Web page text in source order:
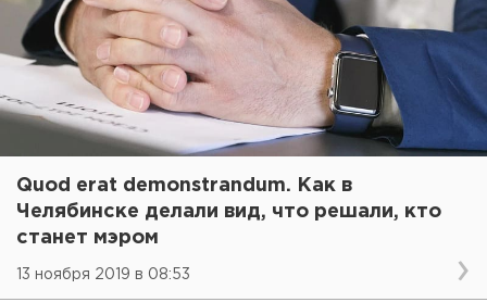
Quod erat demonstrandum. Как в
Челябинске делали вид, что решали, кто
станет мэром
13 ноября 2019 в 08:53